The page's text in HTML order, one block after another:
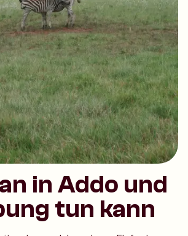
in Addo und
tun kann